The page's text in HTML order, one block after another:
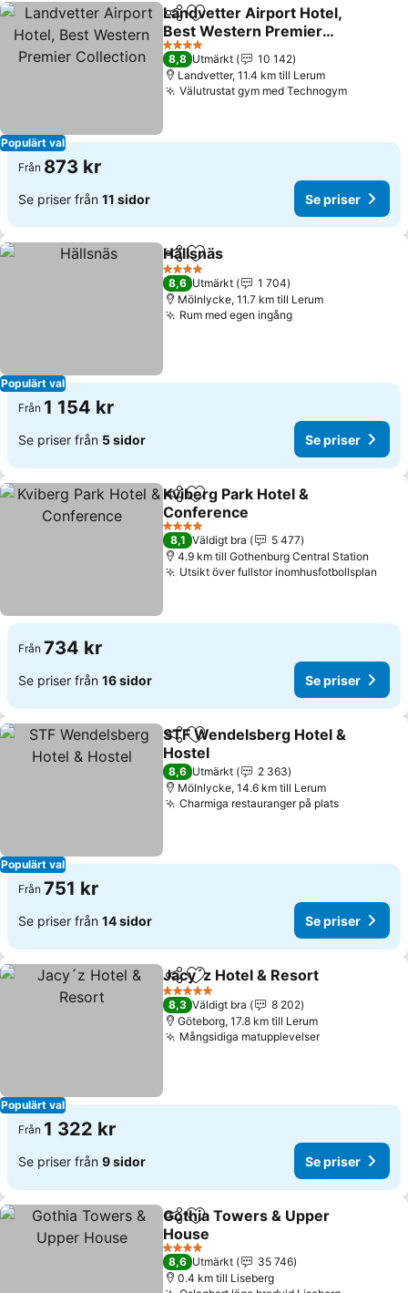
Populärt val
Dela Lägg till i Mina Favoriter
Landvetter Airport Hotel,
Best Western Premier
Collection
4 Stjärnor
8,8 Utmärkt
10 142
Landvetter, 11.4 km till Lerum
Välutrustat gym med Technogym
Från 873 kr
Se priser från 11 sidor Se priser
Populärt val
Dela Lägg till i Mina Favoriter
Hällsnäs
4 Stjärnor
8,6 Utmärkt
1 704
Mölnlycke, 11.7 km till Lerum
Rum med egen ingång
Från 1 154 kr
Se priser från 5 sidor Se priser
Dela Lägg till i Mina Favoriter
Kviberg Park Hotel &
Conference
4 Stjärnor
8,1 Väldigt bra
5 477
4.9 km till Gothenburg Central Station
Utsikt över fullstor inomhusfotbollsplan
Från 734 kr
Se priser från 16 sidor Se priser
Populärt val
Dela Lägg till i Mina Favoriter
STF Wendelsberg Hotel &
Hostel
8,6 Utmärkt
2 363
Mölnlycke, 14.6 km till Lerum
Charmiga restauranger på plats
Från 751 kr
Se priser från 14 sidor Se priser
Populärt val
Dela Lägg till i Mina Favoriter
Jacy´z Hotel & Resort
5 Stjärnor
8,3 Väldigt bra
8 202
Göteborg, 17.8 km till Lerum
Mångsidiga matupplevelser
Från 1 322 kr
Se priser från 9 sidor Se priser
Dela Lägg till i Mina Favoriter
Gothia Towers & Upper
House
4 Stjärnor
8,6 Utmärkt
35 746
0.4 km till Liseberg